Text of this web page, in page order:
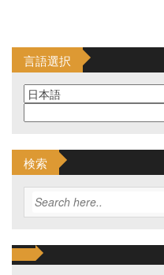
言語選択
検索